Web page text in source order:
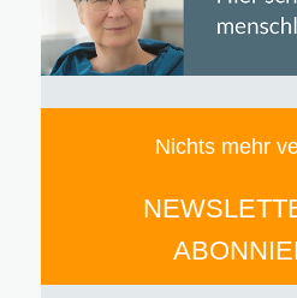
Nichts mehr